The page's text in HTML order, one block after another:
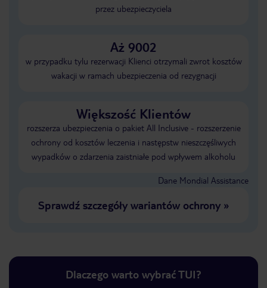
przez ubezpieczyciela
Aż 9002
w przypadku tylu rezerwacji Klienci otrzymali zwrot kosztów
wakacji w ramach ubezpieczenia od rezygnacji
Większość Klientów
rozszerza ubezpieczenia o pakiet All Inclusive - rozszerzenie
ochrony od kosztów leczenia i następstw nieszczęśliwych
wypadków o zdarzenia zaistniałe pod wpływem alkoholu
Dane Mondial Assistance
Sprawdź szczegóły wariantów ochrony»
Dlaczego warto wybrać TUI?